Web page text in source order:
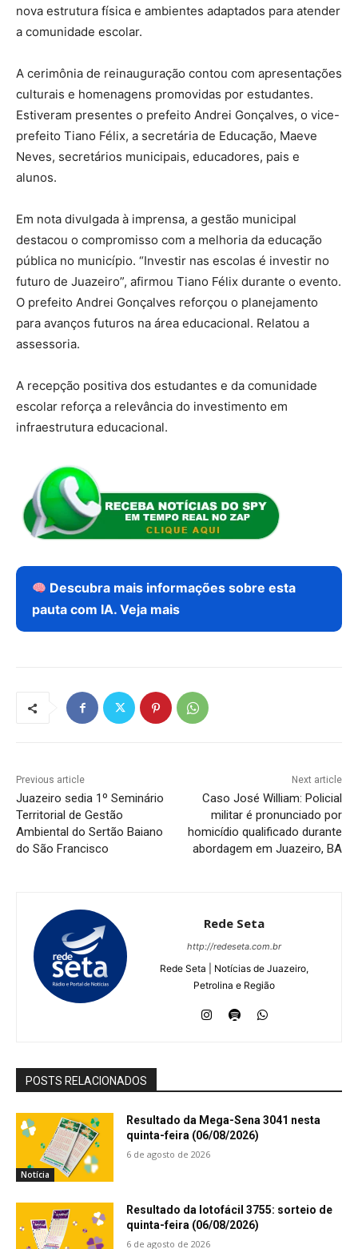
nova estrutura física e ambientes adaptados para atender
a comunidade escolar.
A cerimônia de reinauguração contou com apresentações
culturais e homenagens promovidas por estudantes.
Estiveram presentes o prefeito Andrei Gonçalves, o vice-
prefeito Tiano Félix, a secretária de Educação, Maeve
Neves, secretários municipais, educadores, pais e
alunos.
Em nota divulgada à imprensa, a gestão municipal
destacou o compromisso com a melhoria da educação
pública no município. “Investir nas escolas é investir no
futuro de Juazeiro”, afirmou Tiano Félix durante o evento.
O prefeito Andrei Gonçalves reforçou o planejamento
para avanços futuros na área educacional. Relatou a
assessoria.
A recepção positiva dos estudantes e da comunidade
escolar reforça a relevância do investimento em
infraestrutura educacional.
Descubra mais informações sobre esta
pauta com IA. Veja mais
Previous article
Juazeiro sedia 1º Seminário
Territorial de Gestão
Ambiental do Sertão Baiano
do São Francisco
Next article
Caso José William: Policial
militar é pronunciado por
homicídio qualificado durante
abordagem em Juazeiro, BA
Rede Seta
http://redeseta.com.br
Rede Seta | Notícias de Juazeiro,
Petrolina e Região
POSTS RELACIONADOS
Notícia
Resultado da Mega-Sena 3041 nesta
quinta-feira (06/08/2026)
6 de agosto de 2026
Resultado da lotofácil 3755: sorteio de
quinta-feira (06/08/2026)
6 de agosto de 2026